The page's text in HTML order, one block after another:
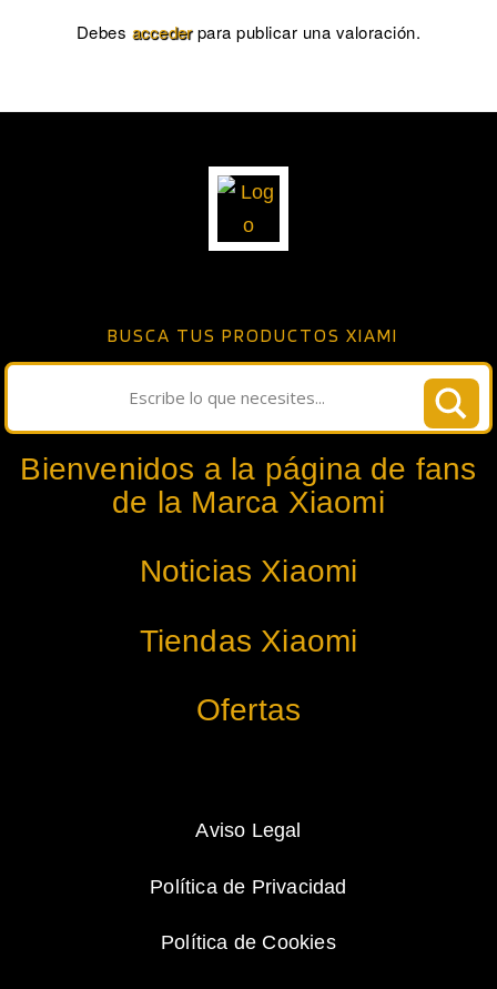
Debes accederpara publicar una valoración.
BUSCA TUS PRODUCTOS XIAMI
Bienvenidos a la página de fans
de la Marca Xiaomi
Noticias Xiaomi
Tiendas Xiaomi
Ofertas
Aviso Legal
Política de Privacidad
Política de Cookies